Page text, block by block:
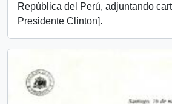
República del Perú, adjuntando
Presidente Clinton].